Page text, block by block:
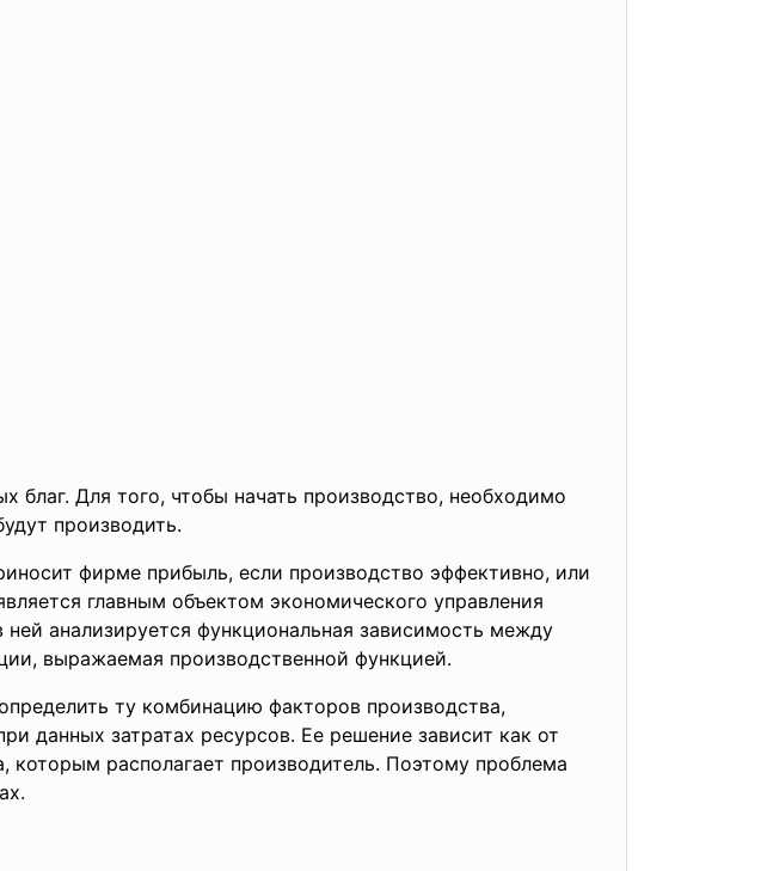
благ. Для того, чтобы начать производство, необходимо
производить.
фирме прибыль, если производство эффективно, или
главным объектом экономического управления
анализируется функциональная зависимость между
выражаемая производственной функцией.
ту комбинацию факторов производства,
данных затратах ресурсов. Ее решение зависит как от
которым располагает производитель. Поэтому проблема